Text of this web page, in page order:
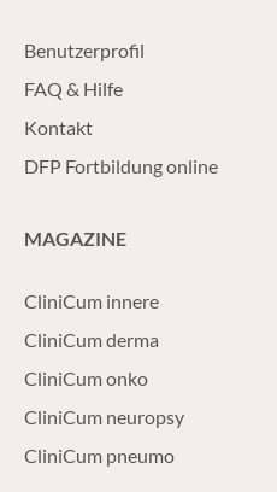
Benutzerprofil
FAQ & Hilfe
Kontakt
DFP Fortbildung online
MAGAZINE
CliniCum innere
CliniCum derma
CliniCum onko
CliniCum neuropsy
CliniCum pneumo